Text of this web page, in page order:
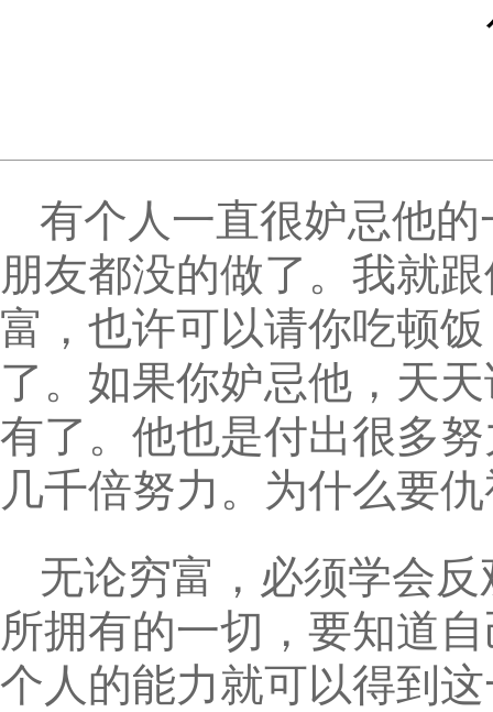
有个人一直很妒忌他
朋友都没的做了。我就
富，也许可以请你吃顿
了。如果你妒忌他，天
有了。他也是付出很多
几千倍努力。为什么要
无论穷富，必须学会
所拥有的一切，要知道
个人的能力就可以得到